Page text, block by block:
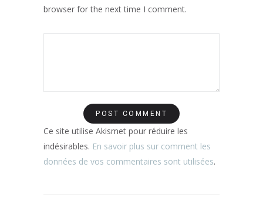
browser for the next time I comment.
Ce site utilise Akismet pour réduire les
indésirables. En savoir plus sur comment les
données de vos commentaires sont utilisées.